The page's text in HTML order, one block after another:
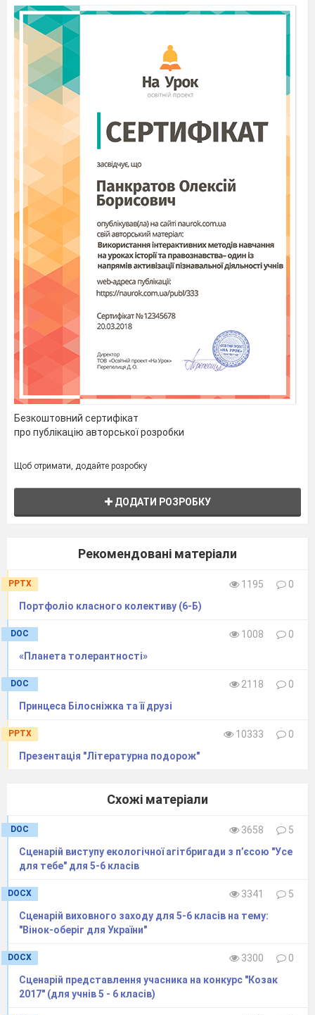
Безкоштовний сертифікат
про публікацію авторської розробки
Щоб отримати, додайте розробку
ДОДАТИ РОЗРОБКУ
Рекомендовані матеріали
PPTX 1195
0
Портфоліо класного колективу (6-Б)
DOC 1008
0
«Планета толерантності»
DOC 2118
0
Принцеса Білосніжка та її друзі
PPTX 10333
0
Презентація "Літературна подорож"
Схожі матеріали
DOC 3658
5
Сценарій виступу екологічної агітбригади з п’єсою "Усе
для тебе" для 5-6 класів
DOCX 3341
5
Сценарій виховного заходу для 5-6 класів на тему:
"Вінок-оберіг для України"
DOCX 3300
0
Сценарій представлення учасника на конкурс "Козак
2017" (для учнів 5 - 6 класів)